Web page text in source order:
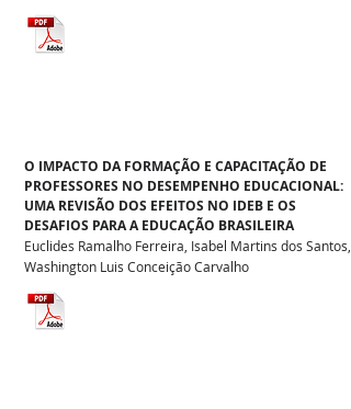
Euclides Ramalho Ferreira, Isabel Martins dos Santos,
Washington Luis Conceição Carvalho
O IMPACTO DA FORMAÇÃO E CAPACITAÇÃO DE
PROFESSORES NO DESEMPENHO EDUCACIONAL:
UMA REVISÃO DOS EFEITOS NO IDEB E OS
DESAFIOS PARA A EDUCAÇÃO BRASILEIRA